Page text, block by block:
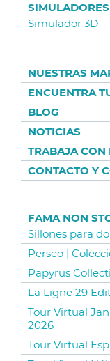
SIMULADORES
Simulador 3D
NUESTRAS
ENCUENTRA
BLOG
NOTICIAS
TRABAJA CON
CONTACTO Y
FAMA NON
Sillones para
Perseo |
Papyrus
La Ligne 29
Tour Virtual
2026
Tour Virtual